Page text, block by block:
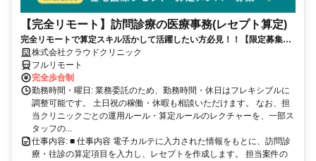
【完全リモート】訪問診療の医療事務(レセプト算定)
完全リモートで算定スキル活かして活躍したい方必見！！【限定募集】
完全リモート｜在宅医療レセプト算定（成果報酬型／業務委託）
株式会社クラウドクリニック
フルリモート
完全歩合制
勤務時間・曜日: 業務委託のため、勤務時間・休日はフレキシブルに
調整可能です。 土日祝の稼働・休暇も相談いただけます。 なお、担
当クリニックごとの運用ルール・算定ルールのレクチャーを、一部ス
タッフの...
仕事内容: ■ 仕事内容 電子カルテに入力された情報をもとに、訪問診
療・往診の算定項目を入力し、レセプトを作成します。 担当案件の